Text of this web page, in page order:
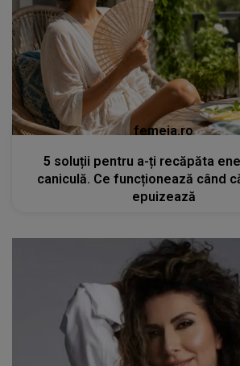
femeia.ro
5 soluții pentru a-ți recăpăta
caniculă. Ce funcționează când
epuizează